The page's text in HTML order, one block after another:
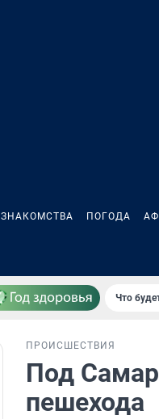
ЗНАКОМСТВА ПОГОДА
Что
ПРОИСШЕСТВИЯ
Под
пешехода